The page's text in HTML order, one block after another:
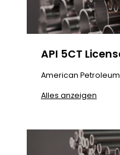
API 5CT
American
Alles anzeigen